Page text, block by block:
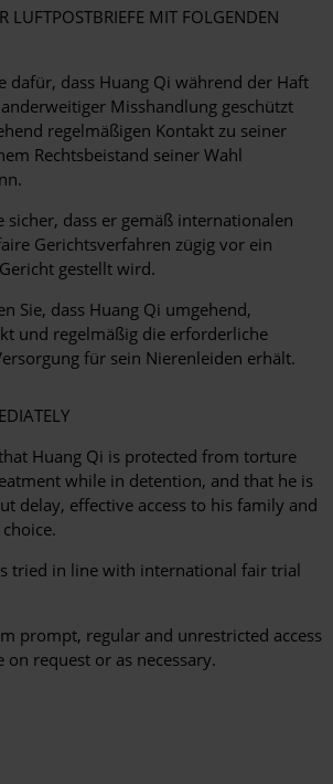
LUFTPOSTBRIEFE MIT FOLGENDEN
dafür, dass Huang Qi während der Haft
Misshandlung geschützt
regelmäßigen Kontakt zu seiner
Rechtsbeistand seiner Wahl
sicher, dass er gemäß internationalen
Gerichtsverfahren zügig vor ein
gestellt wird.
Sie, dass Huang Qi umgehend,
und regelmäßig die erforderliche
für sein Nierenleiden erhält.
Huang Qi is protected from torture
while in detention, and that he is
delay, effective access to his family and
tried in line with international fair trial
prompt, regular and unrestricted access
on request or as necessary.